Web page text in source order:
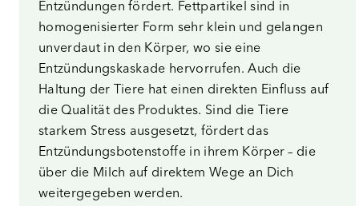
Entzündungen fördert. Fettpartikel sind in
homogenisierter Form sehr klein und gelangen
unverdaut in den Körper, wo sie eine
Entzündungskaskade hervorrufen. Auch die
Haltung der Tiere hat einen direkten Einfluss auf
die Qualität des Produktes. Sind die Tiere
starkem Stress ausgesetzt, fördert das
Entzündungsbotenstoffe in ihrem Körper – die
über die Milch auf direktem Wege an Dich
weitergegeben werden.